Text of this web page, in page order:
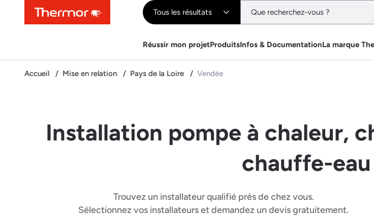
ContenuMenuRecherche Tous les résultats
Réussir mon projetProduitsInfos & DocumentationLa marque
Accueil Mise en relation Pays de la Loire Vendée
Installation pompe à chaleur,
chauffe-
Trouvez un installateur qualifié près de chez vous.
Sélectionnez vos installateurs et demandez un devis gratuitement.